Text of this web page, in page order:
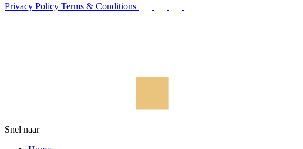
Privacy Policy Terms & Conditions
Snel naar